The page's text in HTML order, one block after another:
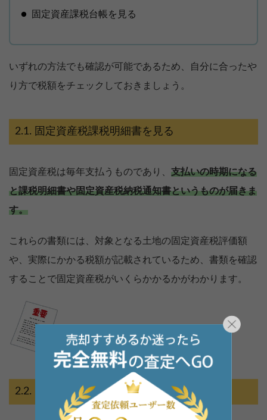
固定資産課税台帳を見る
いずれの方法でも確認が可能であるため、自分に合ったや
り方で税額をチェックしておきましょう。
固定資産税課税明細書を見る
固定資産税は毎年支払うものであり、 支払いの時期になる
と課税明細書や固定資産税納税通知書というものが届きま
す。
これらの書類には、対象となる土地の固定資産税評価額
や、実際にかかる税額が記載されているため、書類を確認
することで固定資産税がいくらかかるかがわかります。
固定資産評価証明書を見る